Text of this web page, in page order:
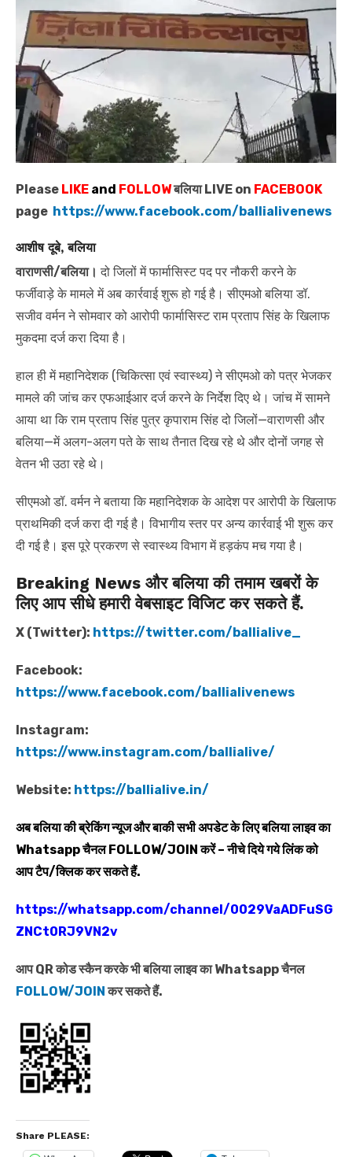
Please LIKE and FOLLOWबलिया LIVE on FACEBOOK
page https://www.facebook.com/ballialivenews
आशीष दूबे, बलिया
वाराणसी/बलिया। दो जिलों में फार्मासिस्ट पद पर नौकरी करने के
फर्जीवाड़े के मामले में अब कार्रवाई शुरू हो गई है। सीएमओ बलिया डॉ.
सजीव वर्मन ने सोमवार को आरोपी फार्मासिस्ट राम प्रताप सिंह के खिलाफ
मुकदमा दर्ज करा दिया है।
हाल ही में महानिदेशक (चिकित्सा एवं स्वास्थ्य) ने सीएमओ को पत्र भेजकर
मामले की जांच कर एफआईआर दर्ज करने के निर्देश दिए थे। जांच में सामने
आया था कि राम प्रताप सिंह पुत्र कृपाराम सिंह दो जिलों—वाराणसी और
बलिया—में अलग-अलग पते के साथ तैनात दिख रहे थे और दोनों जगह से
वेतन भी उठा रहे थे।
सीएमओ डॉ. वर्मन ने बताया कि महानिदेशक के आदेश पर आरोपी के खिलाफ
प्राथमिकी दर्ज करा दी गई है। विभागीय स्तर पर अन्य कार्रवाई भी शुरू कर
दी गई है। इस पूरे प्रकरण से स्वास्थ्य विभाग में हड़कंप मच गया है।
Breaking News और बलिया की तमाम खबरों के
लिए आप सीधे हमारी वेबसाइट विजिट कर सकते हैं.
X (Twitter): https://twitter.com/ballialive_
Facebook:
https://www.facebook.com/ballialivenews
Instagram:
https://www.instagram.com/ballialive/
Website: https://ballialive.in/
अब बलिया की ब्रेकिंग न्यूज और बाकी सभी अपडेट के लिए बलिया लाइव का
WhatsappचैनलFOLLOW/JOINकरें – नीचे दिये गये लिंक को
आप टैप/क्लिक कर सकते हैं.
https://whatsapp.com/channel/0029VaADFuSG
ZNCt0RJ9VN2v
आप QR कोड स्कैन करके भी बलिया लाइव का Whatsapp चैनल
FOLLOW/JOINकर सकते हैं.
Share PLEASE: